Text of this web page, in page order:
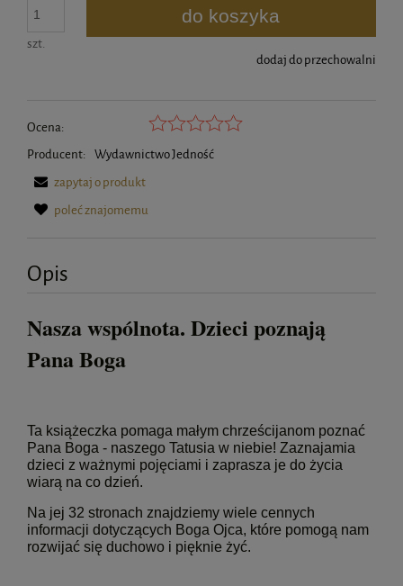
szt.
do koszyka
dodaj do przechowalni
Ocena:
Producent: Wydawnictwo Jedność
zapytaj o produkt
poleć znajomemu
Opis
Nasza wspólnota. Dzieci poznają
Pana Boga
Ta książeczka pomaga małym chrześcijanom poznać
Pana Boga - naszego Tatusia w niebie! Zaznajamia
dzieci z ważnymi pojęciami i zaprasza je do życia
wiarą na co dzień.
Na jej 32 stronach znajdziemy wiele cennych
informacji dotyczących Boga Ojca, które pomogą nam
rozwijać się duchowo i pięknie żyć.